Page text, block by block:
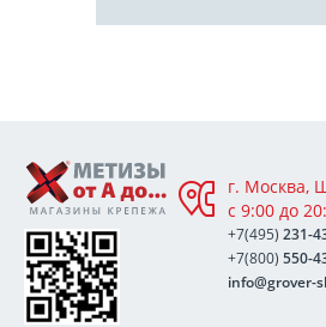
г. Москва,
с 9:00 до
+7(495) 231-
+7(800) 550-
info@grover-